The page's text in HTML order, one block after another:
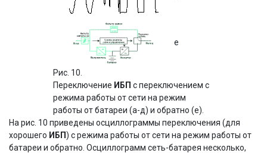
е
Рис. 10.
Переключение ИБП с переключением с
режима работы от сети на режим
работы от батареи (а-д) и обратно (е).
На рис. 10 приведены осциллограммы переключения (для
хорошего ИБП) с режима работы от сети на режим работы от
батареи и обратно. Осциллограмм сеть-батарея несколько,